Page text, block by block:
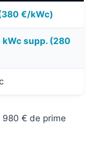
€/kWc)
supp. (280
980 € de prime